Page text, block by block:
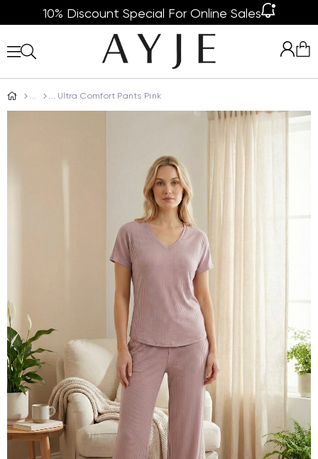
10% Discount Special For Online Sales
Ultra Comfort Pants Pink